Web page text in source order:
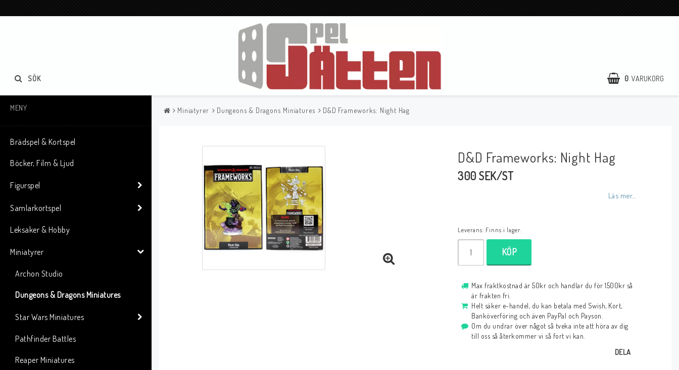
0 VARUKORG
SÖK
MENY
Brädspel & Kortspel
Böcker, Film & Ljud
Figurspel
Samlarkortspel
Leksaker & Hobby
Miniatyrer
Archon Studio
Dungeons & Dragons Miniatures
Star Wars Miniatures
Pathfinder Battles
Reaper Miniatures
Miniatyrer Dungeons & Dragons Miniatures D&D Frameworks: Night Hag
D&D Frameworks: Night Hag
300 SEK/ST
Läs mer...
Leverans: Finns i lager.
KÖP
Max fraktkostnad är 50kr och handlar du för 1500kr så
är frakten fri.
Helt säker e-handel, du kan betala med Swish, Kort,
Banköverföring och även PayPal och Payson.
Om du undrar över något så tveka inte att höra av dig
till oss så återkommer vi så fort vi kan.
DELA